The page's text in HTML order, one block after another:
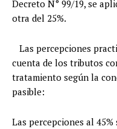
Decreto N° 99/19, se
otra del 25%.
Las percepciones
cuenta de los tributos
tratamiento según la
pasible:
Las percepciones al